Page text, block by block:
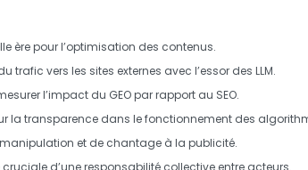
ère pour l’optimisation des contenus.
trafic vers les sites externes avec l’essor des LLM.
l’impact du GEOpar rapport au SEO.
la transparence dans le fonctionnement des
et de chantage à la publicité.
d’uneresponsabilité collective entre acteurs.